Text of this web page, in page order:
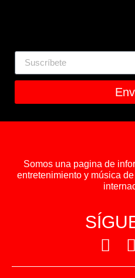
Somos una pagina de
entretenimiento y música